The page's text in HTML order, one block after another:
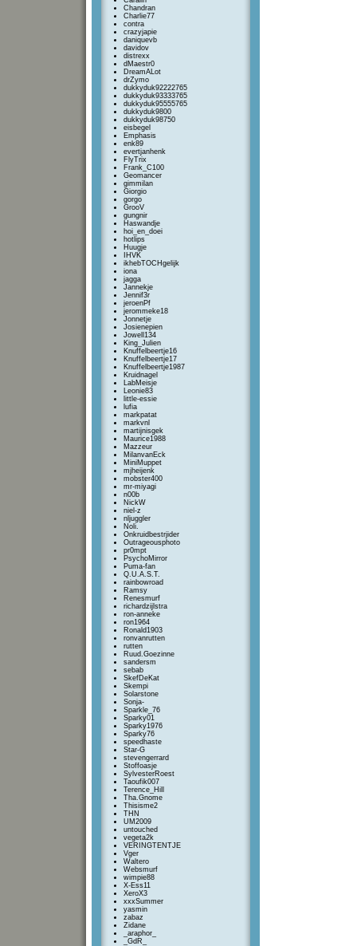
Chandran
Charlie77
contra
crazyjapie
daniquevb
davidov
distrexx
dMaestr0
DreamALot
drZymo
dukkyduk92222765
dukkyduk93333765
dukkyduk95555765
dukkyduk9800
dukkyduk98750
eisbegel
Emphasis
enk89
evertjanhenk
FlyTrix
Frank_C100
Geomancer
gimmilan
Giorgio
gorgo
GrooV
gungnir
Haswandje
hoi_en_doei
hotlips
Huugje
IHVK
ikhebTOCHgelijk
iona
jagga
Jannekje
Jennif3r
jeroenPf
jerommeke18
Jonnetje
Josienepien
Jowell134
King_Julien
Knuffelbeertje16
Knuffelbeertje17
Knuffelbeertje1987
Kruidnagel
LabMeisje
Leonie83
little-essie
lufia
markpatat
markvnl
martijnisgek
Maurice1988
Mazzeur
MilanvanEck
MiniMuppet
mjheijenk
mobster400
mr-miyagi
n00b
NickW
niel-z
nljuggler
Noli.
Onkruidbestrjider
Outrageousphoto
pr0mpt
PsychoMirror
Puma-fan
Q.U.A.S.T.
rainbowroad
Ramsy
Renesmurf
richardzijlstra
ron-anneke
ron1964
Ronald1903
ronvanrutten
rutten
Ruud.Goezinne
sandersm
sebab
SkefDeKat
Skempi
Solarstone
Sonja-
Sparkle_76
Sparky01
Sparky1976
Sparky76
speedhaste
Star-G
stevengerrard
Stoffoasje
SylvesterRoest
Taoufik007
Terence_Hill
Tha.Gnome
Thisisme2
THN
UM2009
untouched
vegeta2k
VERINGTENTJE
Vger
Waltero
Websmurf
wimpie88
X-Ess11
XeroX3
xxxSummer
yasmin
zabaz
Zidane
_araphor_
_GdR_